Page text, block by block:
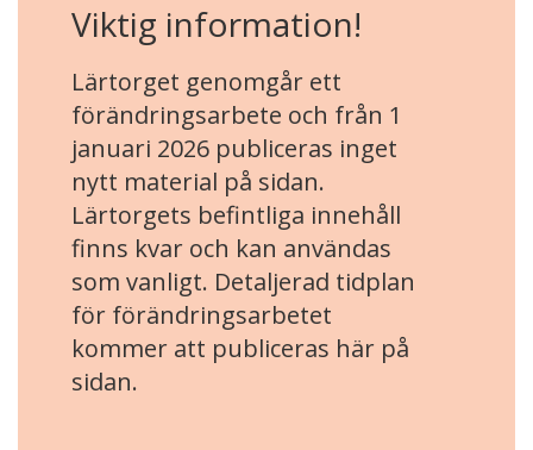
Viktig information!
Lärtorget genomgår ett
förändringsarbete och från 1
januari 2026 publiceras inget
nytt material på sidan.
Lärtorgets befintliga innehåll
finns kvar och kan användas
som vanligt. Detaljerad tidplan
för förändringsarbetet
kommer att publiceras här på
sidan.